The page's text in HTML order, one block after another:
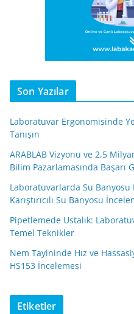
Son Yazılar
Laboratuvar Ergonomisinde
Tanışın
ARABLAB Vizyonu ve 2,5
Bilim Pazarlamasında Başarı
Laboratuvarlarda Su Banyosu
Karıştırıcılı Su Banyosu
Pipetlemede Ustalık:
Temel Teknikler
Nem Tayininde Hız ve
HS153 İncelemesi
Etiketler